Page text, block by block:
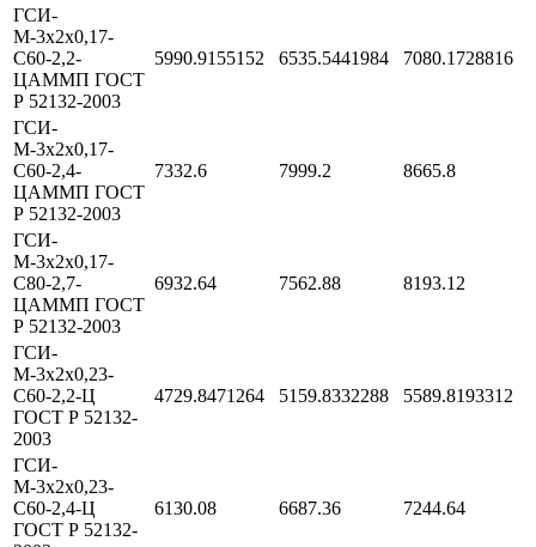
ГСИ-
М-3х2х0,17-
С60-2,2-
ЦАММП ГОСТ
Р 52132-2003
5990.9155152 6535.5441984 7080.1728816
ГСИ-
М-3х2х0,17-
С60-2,4-
ЦАММП ГОСТ
Р 52132-2003
7332.6 7999.2 8665.8
ГСИ-
М-3х2х0,17-
С80-2,7-
ЦАММП ГОСТ
Р 52132-2003
6932.64 7562.88 8193.12
ГСИ-
М-3х2х0,23-
С60-2,2-Ц
ГОСТ Р 52132-
2003
4729.8471264 5159.8332288 5589.8193312
ГСИ-
М-3х2х0,23-
С60-2,4-Ц
ГОСТ Р 52132-
6130.08 6687.36 7244.64